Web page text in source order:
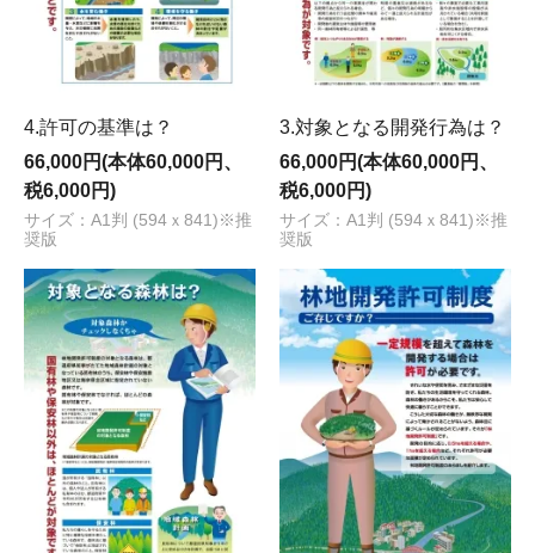
4.許可の基準は？
66,000円(本体60,000円、
税6,000円)
サイズ：A1判 (594ｘ841)※推
奨版
3.対象となる開発行為は？
66,000円(本体60,000円、
税6,000円)
サイズ：A1判 (594ｘ841)※推
奨版